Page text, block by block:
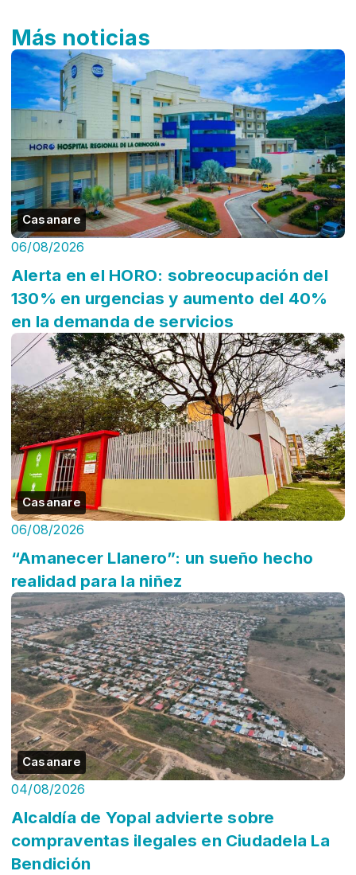
Más noticias
Casanare
06/08/2026
Alerta en el HORO: sobreocupación del
130% en urgencias y aumento del 40%
en la demanda de servicios
Casanare
06/08/2026
“Amanecer Llanero”: un sueño hecho
realidad para la niñez
Casanare
04/08/2026
Alcaldía de Yopal advierte sobre
compraventas ilegales en Ciudadela La
Bendición